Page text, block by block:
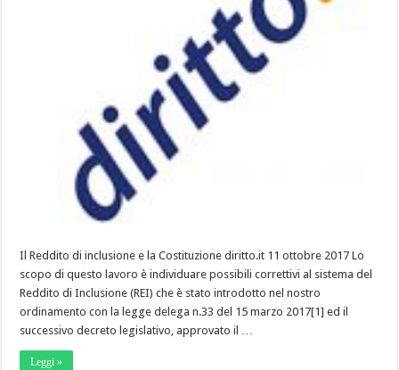
Il Reddito di inclusione e la Costituzione diritto.it 11 ottobre 2017 Lo
scopo di questo lavoro è individuare possibili correttivi al sistema del
Reddito di Inclusione (REI) che è stato introdotto nel nostro
ordinamento con la legge delega n.33 del 15 marzo 2017[1] ed il
successivo decreto legislativo, approvato il …
Leggi »